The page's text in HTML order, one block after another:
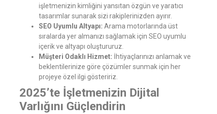
işletmenizin kimliğini yansıtan özgün ve yaratıcı
tasarımlar sunarak sizi rakiplerinizden ayırır.
SEO Uyumlu Altyapı: Arama motorlarında üst
sıralarda yer almanızı sağlamak için SEO uyumlu
içerik ve altyapı oluştururuz.
Müşteri Odaklı Hizmet: İhtiyaçlarınızı anlamak ve
beklentilerinize göre çözümler sunmak için her
projeye özel ilgi gösteririz.
2025’te İşletmenizin Dijital
Varlığını Güçlendirin